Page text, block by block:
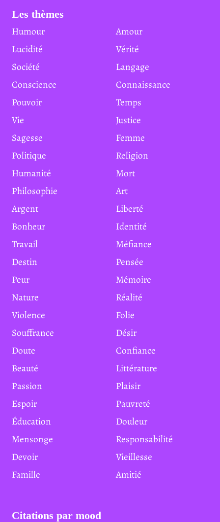
Les thèmes
Humour
Amour
Lucidité
Vérité
Société
Langage
Conscience
Connaissance
Pouvoir
Temps
Vie
Justice
Sagesse
Femme
Politique
Religion
Humanité
Mort
Philosophie
Art
Argent
Liberté
Bonheur
Identité
Travail
Méfiance
Destin
Pensée
Peur
Mémoire
Nature
Réalité
Violence
Folie
Souffrance
Désir
Doute
Confiance
Beauté
Littérature
Passion
Plaisir
Espoir
Pauvreté
Éducation
Douleur
Mensonge
Responsabilité
Devoir
Vieillesse
Famille
Amitié
Citations par mood